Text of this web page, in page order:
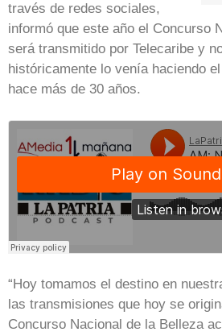
través de redes sociales,
informó que este año el Concurso
será transmitido por Telecaribe y
históricamente lo venía haciendo
hace más de 30 años.
“Hoy tomamos el destino en
las transmisiones que hoy se
Concurso Nacional de la Belleza